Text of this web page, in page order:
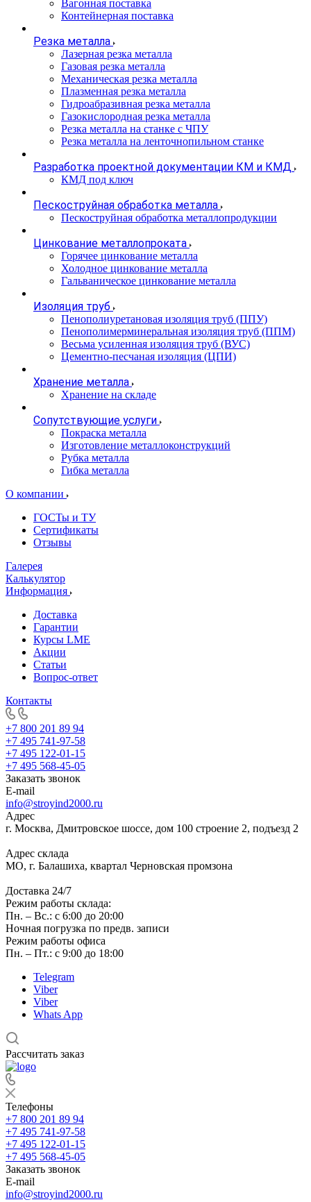
Вагонная поставка
Контейнерная поставка
Резка металла
Лазерная резка металла
Газовая резка металла
Механическая резка металла
Плазменная резка металла
Гидроабразивная резка металла
Газокислородная резка металла
Резка металла на станке с ЧПУ
Резка металла на ленточнопильном станке
Разработка проектной документации КМ и КМД
КМД под ключ
Пескоструйная обработка металла
Пескоструйная обработка металлопродукции
Цинкование металлопроката
Горячее цинкование металла
Холодное цинкование металла
Гальваническое цинкование металла
Изоляция труб
Пенополиуретановая изоляция труб (ППУ)
Пенополимерминеральная изоляция труб (ППМ)
Весьма усиленная изоляция труб (ВУС)
Цементно-песчаная изоляция (ЦПИ)
Хранение металла
Хранение на складе
Сопутствующие услуги
Покраска металла
Изготовление металлоконструкций
Рубка металла
Гибка металла
О компании
ГОСТы и ТУ
Сертификаты
Отзывы
Галерея
Калькулятор
Информация
Доставка
Гарантии
Курсы LME
Акции
Статьи
Вопрос-ответ
Контакты
+7 800 201 89 94
+7 495 741-97-58
+7 495 122-01-15
+7 495 568-45-05
Заказать звонок
E-mail
info@stroyind2000.ru
Адрес
г. Москва, Дмитровское шоссе, дом 100 строение 2, подъезд 2
Адрес склада
МО, г. Балашиха, квартал Черновская промзона
Доставка 24/7
Режим работы склада:
Пн. – Вс.: с 6:00 до 20:00
Ночная погрузка по предв. записи
Режим работы офиса
Пн. – Пт.: с 9:00 до 18:00
Telegram
Viber
Viber
Whats App
Рассчитать заказ
Телефоны
+7 800 201 89 94
+7 495 741-97-58
+7 495 122-01-15
+7 495 568-45-05
Заказать звонок
E-mail
info@stroyind2000.ru